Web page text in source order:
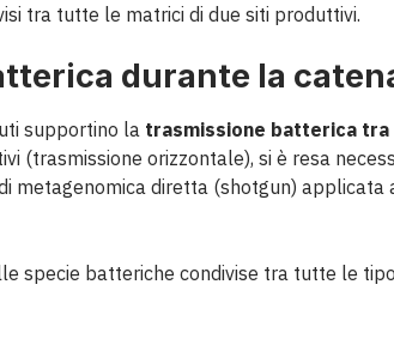
tra tutte le matrici di due siti produttivi.
durante la
supportino la trasmissione batterica
(trasmissione orizzontale), si è resa
metagenomica diretta (shotgun) applicata
specie batteriche condivise tra tutte le